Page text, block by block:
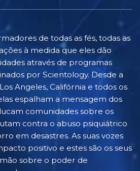
de todas as fés, todas as
à medida que eles dão
através de programas
por Scientology. Desde a
Angeles, Califórnia e todos os
espalham a mensagem dos
comunidades sobre os
contra o abuso psiquiátrico
em desastres. As suas vozes
positivo e estes são os seus
sobre o poder de